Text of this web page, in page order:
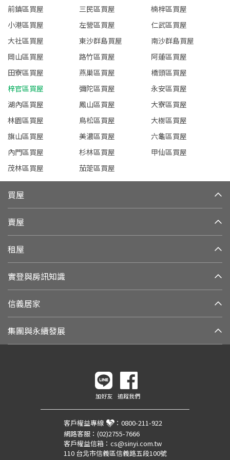
前鎮區買屋
三民區買屋
楠梓區買屋
小港區買屋
左營區買屋
仁武區買屋
大社區買屋
東沙群島買屋
南沙群島買屋
岡山區買屋
路竹區買屋
阿蓮區買屋
田寮區買屋
燕巢區買屋
橋頭區買屋
梓官區買屋
彌陀區買屋
永安區買屋
湖內區買屋
鳳山區買屋
大寮區買屋
林園區買屋
鳥松區買屋
大樹區買屋
旗山區買屋
美濃區買屋
六龜區買屋
內門區買屋
杉林區買屋
甲仙區買屋
茂林區買屋
茄萣區買屋
買屋
賣屋
租屋
實登與房訊知識
信義居家
集團與永續發展
加好友 追蹤我們
客戶權益專線 ： 0800-211-922
網路客服： (02)2755-7666
客戶權益信箱： cs@sinyi.com.tw
110 台北市信義區信義路五段100號